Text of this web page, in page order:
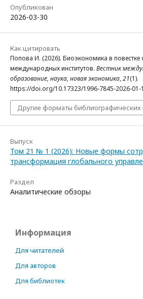
Опубликован
2026-03-30
Как цитировать
Попова И. (2026). Биоэкономика в повестке
международных институтов. Вестник
образование, наука, новая экономика,21(1).
https://doi.org/10.17323/1996-7845-2026-01-
Другие форматы библиографических
Выпуск
Том 21 № 1 (2026): Новые формы
трансформация глобального
Раздел
Аналитические обзоры
Информация
Для читателей
Для авторов
Для библиотек